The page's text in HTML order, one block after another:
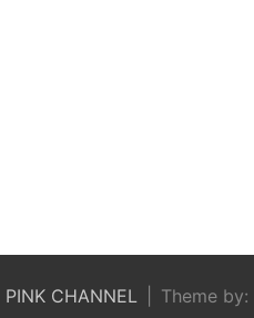
PINK CHANNEL Theme by: